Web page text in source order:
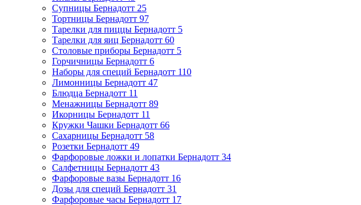
Супницы Бернадотт 25
Тортницы Бернадотт 97
Тарелки для пиццы Бернадотт 5
Тарелки для яиц Бернадотт 60
Столовые приборы Бернадотт 5
Горчичницы Бернадотт 6
Наборы для специй Бернадотт 110
Лимонницы Бернадотт 47
Блюдца Бернадотт 11
Менажницы Бернадотт 89
Икорницы Бернадотт 11
Кружки Чашки Бернадотт 66
Сахарницы Бернадотт 58
Розетки Бернадотт 49
Фарфоровые ложки и лопатки Бернадотт 34
Салфетницы Бернадотт 43
Фарфоровые вазы Бернадотт 16
Дозы для специй Бернадотт 31
Фарфоровые часы Бернадотт 17